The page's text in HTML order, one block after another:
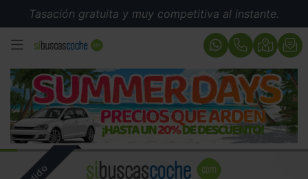
Tasación gratuita y muy competitiva al instante.
MENÚ